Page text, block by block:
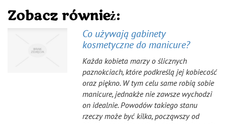
Zobacz również:
Co używają gabinety
kosmetyczne do manicure?
Każda kobieta marzy o ślicznych
paznokciach, które podkreślą jej kobiecość
oraz piękno. W tym celu same robią sobie
manicure, jednakże nie zawsze wychodzi
on idealnie. Powodów takiego stanu
rzeczy może być kilka, począwszy od